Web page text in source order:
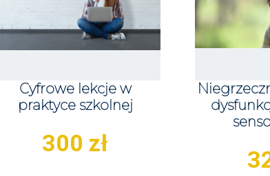
Cyfrowe lekcje w
praktyce szkolnej
300 zł